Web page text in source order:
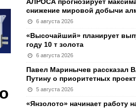
снижение мировой добычи
6 августа 2026
«Высочайший» планирует
году 10 т золота
6 августа 2026
Павел Маринычев рассказал
Путину о приоритетных
5 августа 2026
«Янзолото» начинает работу